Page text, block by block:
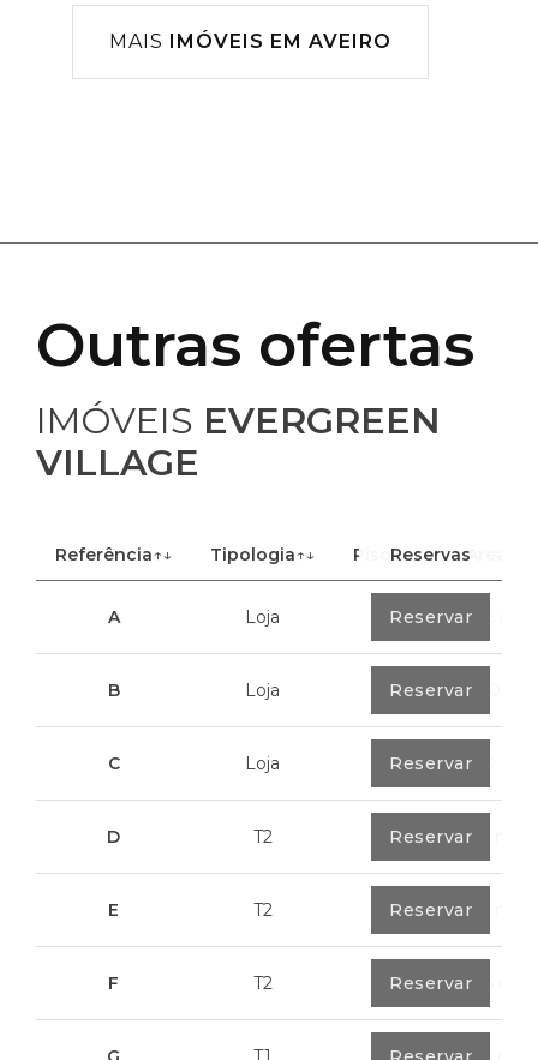
MAIS IMÓVEIS EM AVEIRO
Outras ofertas
IMÓVEIS EVERGREEN
VILLAGE
Referência↑↓ Tipologia↑↓ Piso ↑↓ Área
Reservas
A Loja 40,85 m²
Reservar
B Loja 100,70 m²
Reservar
C Loja 113,20 m²
Reservar
D T2 79,7 m²
Reservar
E T2 89,2 m²
Reservar
F T2 89,55 m²
Reservar